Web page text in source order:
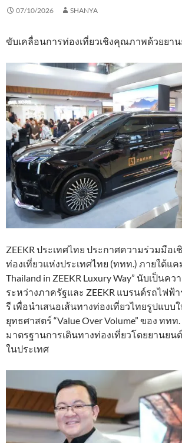
07/10/2026 SHANYA
ขับเคลื่อนการท่องเที่ยวเชิงคุณภาพด้วยยา
ZEEKR ประเทศไทย ประกาศความร่วมมือ
ท่องเที่ยวแห่งประเทศไทย (ททท.) ภายใต้แค
Thailand in ZEEKR Luxury Way” นับเป็นค
ระหว่างภาครัฐและ ZEEKR แบรนด์รถไฟฟ้
รี เพื่อนำเสนอเส้นทางท่องเที่ยวไทยรูปแบบ
ยุทธศาสตร์ “Value Over Volume” ของ ทท
มาตรฐานการเดินทางท่องเที่ยวโดยยานย
ในประเทศ